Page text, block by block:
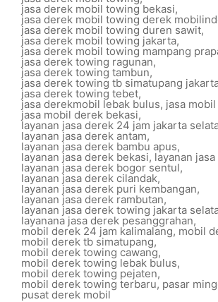
jasa derek mobil towing bekasi,
jasa derek mobil towing derek
jasa derek mobil towing duren sawit,
jasa derek mobil towing jakarta,
jasa derek mobil towing mampang
jasa derek towing ragunan,
jasa derek towing tambun,
jasa derek towing tb simatupang
jasa derek towing tebet,
jasa derekmobil lebak bulus, jasa
jasa mobil derek bekasi,
layanan jasa derek 24 jam jakarta
layanan jasa derek antam,
layanan jasa derek bambu apus,
layanan jasa derek bekasi, layanan
layanan jasa derek bogor sentul,
layanan jasa derek cilandak,
layanan jasa derek puri kembangan,
layanan jasa derek rambutan,
layanan jasa derek towing jakarta
layanana jasa derek pesanggrahan,
mobil derek 24 jam kalimalang, mobil
mobil derek tb simatupang,
mobil derek towing cawang,
mobil derek towing lebak bulus,
mobil derek towing pejaten,
mobil derek towing terbaru, pasar
pusat derek mobil